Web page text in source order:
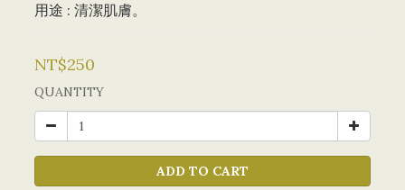
用途 : 清潔肌膚。
NT$250
QUANTITY
ADD TO CART